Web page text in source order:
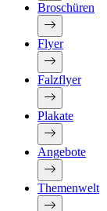
Broschüren
Flyer
Falzflyer
Plakate
Angebote
Themenwelt